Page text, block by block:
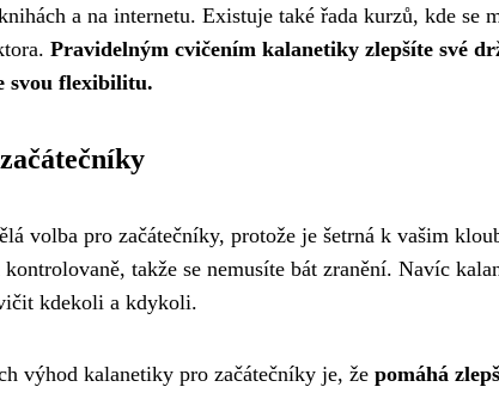
a na internetu. Existuje také řada kurzů, kde se
Pravidelným cvičením kalanetiky zlepšíte své
svou flexibilitu.
volba pro začátečníky, protože je šetrná k vašim
takže se nemusíte bát zranění. Navíc
kdekoli a kdykoli.
výhod kalanetiky pro začátečníky je, že pomáhá